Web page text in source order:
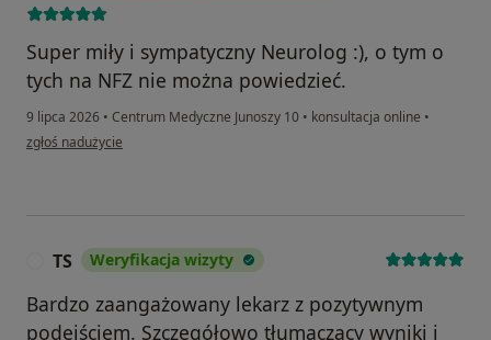
Super miły i sympatyczny Neurolog :), o tym o
tych na NFZ nie można powiedzieć.
9 lipca 2026 • Centrum Medyczne Junoszy 10 • konsultacja online •
w opinii użytkownika Fabian Podgajny
zgłoś nadużycie
TS Weryfikacja wizyty
Bardzo zaangażowany lekarz z pozytywnym
podejściem. Szczegółowo tłumaczący wyniki i